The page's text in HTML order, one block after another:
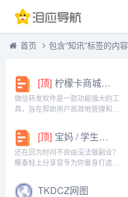
首页 包含"知讯"标签的内容
[顶] 柠檬卡商城24h自动发卡平台虚拟商品激活码自助购买商城
微信转发软件是一款功能强大的工
具，旨在帮助用户高效地管理和操
能，包括一键转发、朋友圈转发和
微信抢红包等。一键转发软件使得
用户可以轻松地将消息、图片或其
他内容快速转发给多个...
[顶] 宝妈 / 学生党看过来！椰泰轻上分享官，时间自由，在家也能赚
还在因为时间不自由没法做副业？
椰泰轻上分享官专为你量身打造！
是想赚生活费的学生党，都能在这
里找到适合自己的增收方式。成为
TKDCZ网图